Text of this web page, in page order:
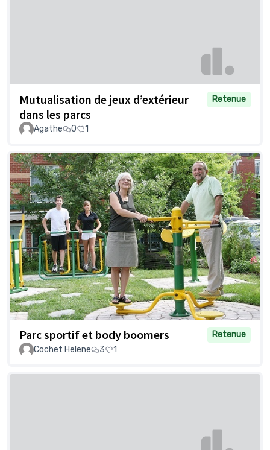
Mutualisation de jeux d’extérieur
dans les parcs
Retenue
Agathe 0 1
Parc sportif et body boomers
Retenue
Cochet Helene
3 1